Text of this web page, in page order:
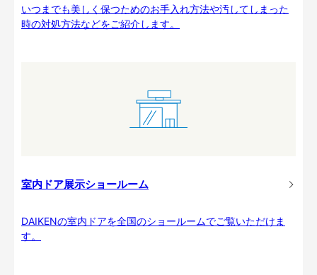
いつまでも美しく保つためのお手入れ方法や汚してしまった
時の対処方法などをご紹介します。
室内ドア展示ショールーム
DAIKENの室内ドアを全国のショールームでご覧いただけま
す。